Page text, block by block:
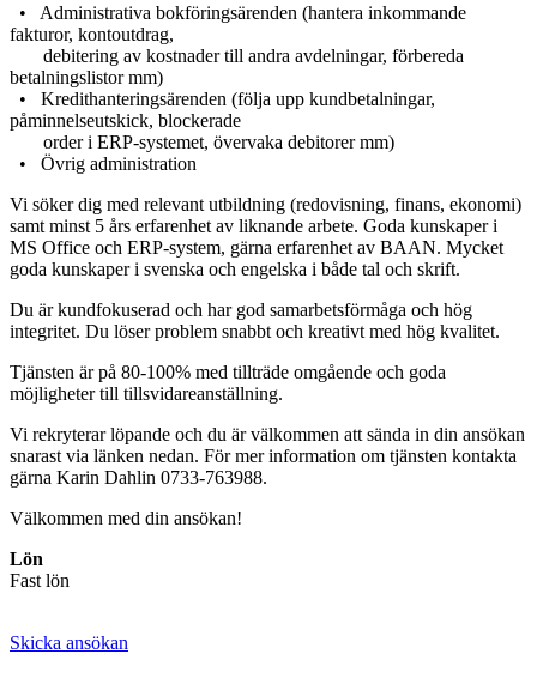
• Administrativa bokföringsärenden (hantera inkommande
fakturor, kontoutdrag,
debitering av kostnader till andra avdelningar, förbereda
betalningslistor mm)
• Kredithanteringsärenden (följa upp kundbetalningar,
påminnelseutskick, blockerade
order i ERP-systemet, övervaka debitorer mm)
• Övrig administration
Vi söker dig med relevant utbildning (redovisning, finans, ekonomi)
samt minst 5 års erfarenhet av liknande arbete. Goda kunskaper i
MS Office och ERP-system, gärna erfarenhet av BAAN. Mycket
goda kunskaper i svenska och engelska i både tal och skrift.
Du är kundfokuserad och har god samarbetsförmåga och hög
integritet. Du löser problem snabbt och kreativt med hög kvalitet.
Tjänsten är på 80-100% med tillträde omgående och goda
möjligheter till tillsvidareanställning.
Vi rekryterar löpande och du är välkommen att sända in din ansökan
snarast via länken nedan. För mer information om tjänsten kontakta
gärna Karin Dahlin 0733-763988.
Välkommen med din ansökan!
Lön
Fast lön
Skicka ansökan